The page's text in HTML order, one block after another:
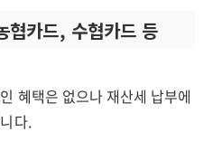
협카드, 수협카드 등
혜택은 없으나 재산세 납부에
다.